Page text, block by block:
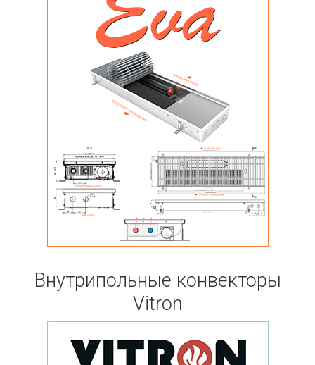
Внутрипольные конвекторы
Vitron